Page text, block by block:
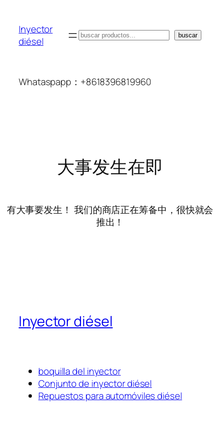
Inyector
diésel
搜
buscar
Whataspapp：+8618396819960
大事发生在即
有大事要发生！ 我们的商店正在筹备中，很快就会
推出！
Inyector diésel
boquilla del inyector
Conjunto de inyector diésel
Repuestos para automóviles diésel